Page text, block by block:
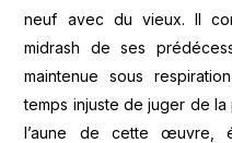
neuf avec du vieux. Il
midrash de ses
maintenue sous
temps injuste de juger de
l’aune de cette œuvre,